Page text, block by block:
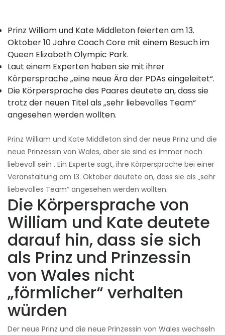
Prinz William und Kate Middleton feierten am 13.
Oktober 10 Jahre Coach Core mit einem Besuch im
Queen Elizabeth Olympic Park.
Laut einem Experten haben sie mit ihrer
Körpersprache „eine neue Ära der PDAs eingeleitet“.
Die Körpersprache des Paares deutete an, dass sie
trotz der neuen Titel als „sehr liebevolles Team“
angesehen werden wollten.
Prinz William und Kate Middleton sind der neue Prinz und die
neue Prinzessin von Wales, aber sie sind es immer noch
liebevoll sein . Ein Experte sagt, ihre Körpersprache bei einer
Veranstaltung am 13. Oktober deutete an, dass sie als „sehr
liebevolles Team“ angesehen werden wollten.
Die Körpersprache von
William und Kate deutete
darauf hin, dass sie sich
als Prinz und Prinzessin
von Wales nicht
„förmlicher“ verhalten
würden
Der neue Prinz und die neue Prinzessin von Wales wechseln